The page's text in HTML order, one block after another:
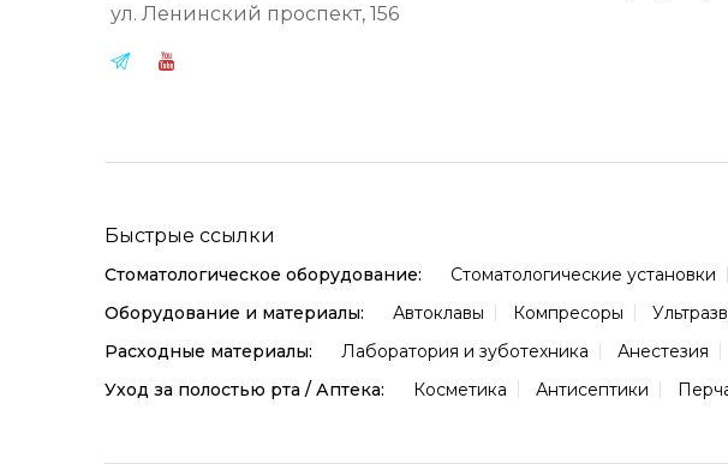
ул. Ленинский проспект, 156
Быстрые ссылки
Стоматологическое оборудование: Стоматологические установки
Оборудование и материалы:
Автоклавы Компресоры
Расходные материалы:
Лаборатория и зуботехника Анестезия
Уход за полостью рта / Аптека:
Косметика Антисептики